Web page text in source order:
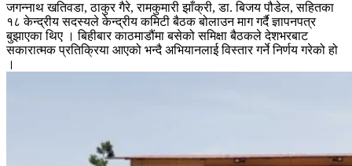
जगन्नाथ खतिवडा, ठाकुर गैरे, रामकुमारी झाँक्री, डा. बिजय पौडेल, सहितका
१८ केन्द्रीय सदस्यले केन्द्रीय कमिटी बैठक बोलाउन माग गर्दै ज्ञापनपत्र
बुझाएका थिए । बिहीबार काठमाडौंमा बसेको समिक्षा बैठकले देशभरबाट
सकारात्मक प्रतिक्रिया आएको भन्दै अभियानलाई विस्तार गर्ने निर्णय गरेको हो
।